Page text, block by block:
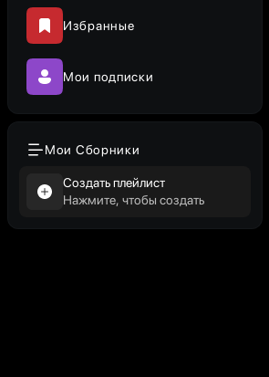
Избранные
Мои подписки
Мои Сборники
Создать плейлист
Нажмите, чтобы создать